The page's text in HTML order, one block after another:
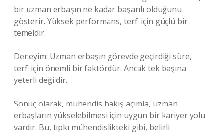
bir uzman erbaşın ne kadar başarılı olduğunu
gösterir. Yüksek performans, terfi için güçlü bir
temeldir.
Deneyim: Uzman erbaşın görevde geçirdiği süre,
terfi için önemli bir faktördür. Ancak tek başına
yeterli değildir.
Sonuç olarak, mühendis bakış açımla, uzman
erbaşların yükselebilmesi için uygun bir kariyer yolu
vardır. Bu, tıpkı mühendislikteki gibi, belirli